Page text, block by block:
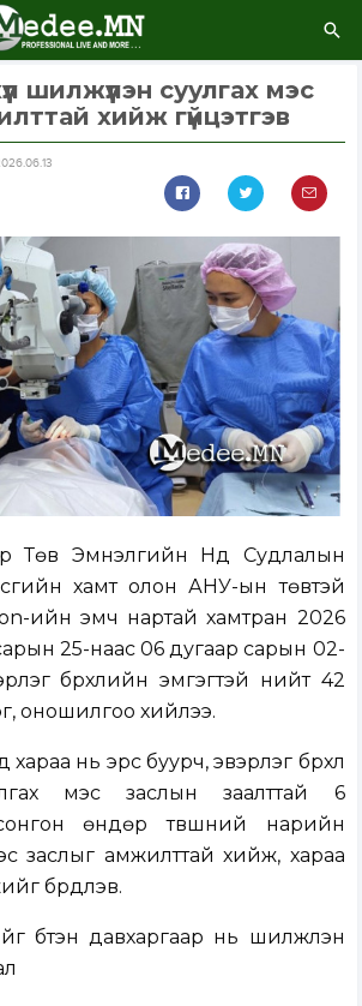
шилжүүлэн суулгах мэс
хийж гүйцэтгэв
Төв Эмнэлгийн Нүд Судлалын
хамт олон АНУ-ын төвтэй
ийн эмч нартай хамтран 2026
25-наас 06 дугаар сарын 02-
бүрхүүлийн эмгэгтэй нийт 42
оношилгоо хийлээ.
хараа нь эрс буурч, эвэрлэг бүрхүүл
мэс заслын заалттай 6
сонгон өндөр түвшний нарийн
заслыг амжилттай хийж, хараа
бүрдүүлэв.
бүтэн давхаргаар нь шилжүүлэн